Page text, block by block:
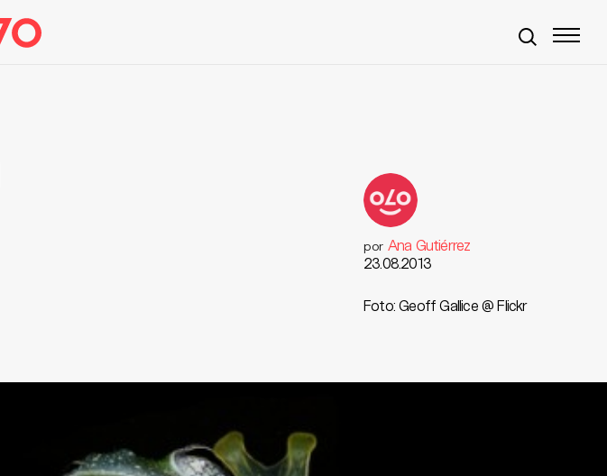
por Ana Gutiérrez
23.08.2013
Foto: Geoff Gallice @ Flickr